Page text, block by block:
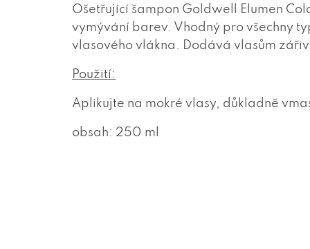
Ošetřující šampon Goldwell Elumen
vymývání barev. Vhodný pro všechny
vlasového vlákna. Dodává vlasům
Použití:
Aplikujte na mokré vlasy, důkladně
obsah: 250 ml